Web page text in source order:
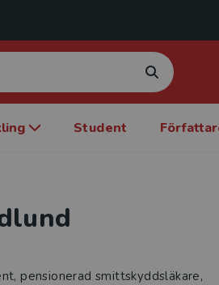
Student
pensionerad smittskyddsläkare,